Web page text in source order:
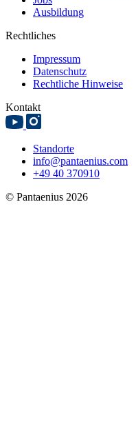
Ausbildung
Rechtliches
Impressum
Datenschutz
Rechtliche Hinweise
Kontakt
Standorte
info@pantaenius.com
+49 40 370910
© Pantaenius 2026